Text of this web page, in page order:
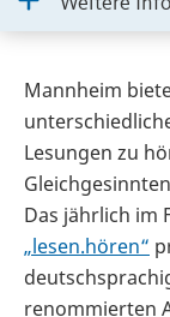
Mannheim
Lesungen zu
Das jährlich im
„lesen.hören“
renommierten